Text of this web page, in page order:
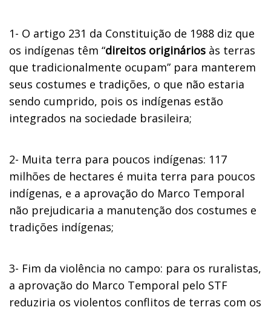
1- O artigo 231 da Constituição de 1988 diz que
os indígenas têm “direitos originários às terras
que tradicionalmente ocupam” para manterem
seus costumes e tradições, o que não estaria
sendo cumprido, pois os indígenas estão
integrados na sociedade brasileira;
2- Muita terra para poucos indígenas: 117
milhões de hectares é muita terra para poucos
indígenas, e a aprovação do Marco Temporal
não prejudicaria a manutenção dos costumes e
tradições indígenas;
3- Fim da violência no campo: para os ruralistas,
a aprovação do Marco Temporal pelo STF
reduziria os violentos conflitos de terras com os